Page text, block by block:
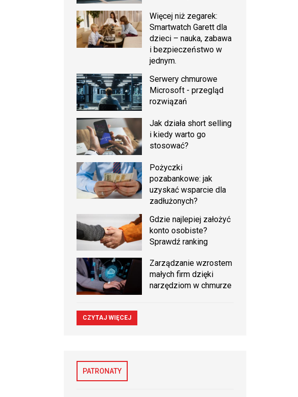
Więcej niż zegarek:
Smartwatch Garett dla
dzieci – nauka, zabawa
i bezpieczeństwo w
jednym.
Serwery chmurowe
Microsoft - przegląd
rozwiązań
Jak działa short selling
i kiedy warto go
stosować?
Pożyczki
pozabankowe: jak
uzyskać wsparcie dla
zadłużonych?
Gdzie najlepiej założyć
konto osobiste?
Sprawdź ranking
Zarządzanie wzrostem
małych firm dzięki
narzędziom w chmurze
CZYTAJ WIĘCEJ
PATRONATY